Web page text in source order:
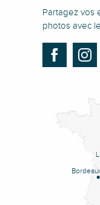
Partagez vos
photos avec